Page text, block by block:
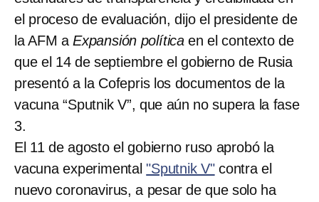
el proceso de evaluación, dijo el presidente de
la AFM aExpansión políticaen el contexto de
que el 14 de septiembre el gobierno de Rusia
presentó a la Cofepris los documentos de la
vacuna “Sputnik V”, que aún no supera la fase
3.
El 11 de agosto el gobierno ruso aprobó la
vacuna experimental"Sputnik V"contra el
nuevo coronavirus, a pesar de que solo ha